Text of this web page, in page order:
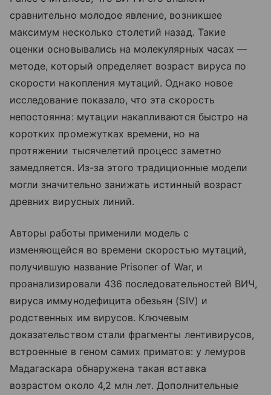
сравнительно молодое явление, возникшее
максимум несколько столетий назад. Такие
оценки основывались на молекулярных часах —
методе, который определяет возраст вируса по
скорости накопления мутаций. Однако новое
исследование показало, что эта скорость
непостоянна: мутации накапливаются быстро на
коротких промежутках времени, но на
протяжении тысячелетий процесс заметно
замедляется. Из-за этого традиционные модели
могли значительно занижать истинный возраст
древних вирусных линий.
Авторы работы применили модель с
изменяющейся во времени скоростью мутаций,
получившую название Prisoner of War, и
проанализировали 436 последовательностей ВИЧ,
вируса иммунодефицита обезьян (SIV) и
родственных им вирусов. Ключевым
доказательством стали фрагменты лентивирусов,
встроенные в геном самих приматов: у лемуров
Мадагаскара обнаружена такая вставка
возрастом около 4,2 млн лет. Дополнительные